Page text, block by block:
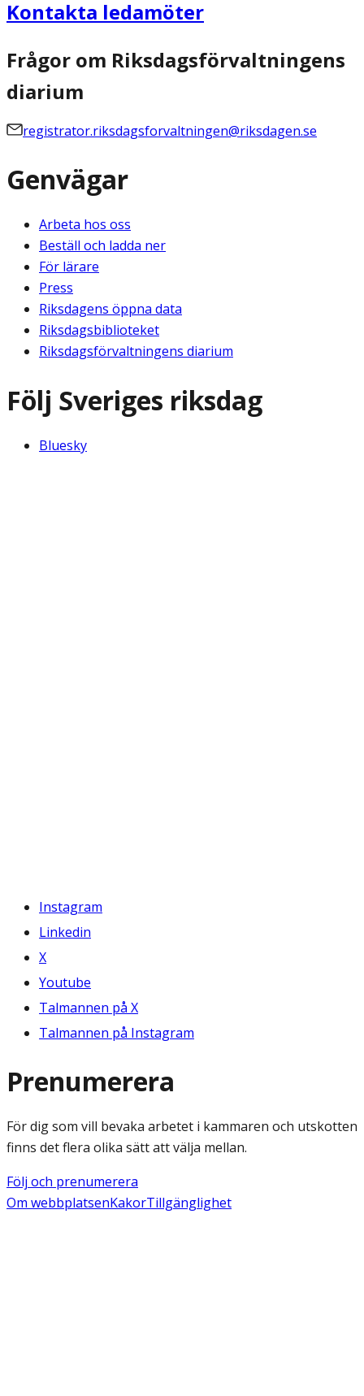
Kontakta ledamöter
Frågor om Riksdagsförvaltningens
diarium
registrator.riksdagsforvaltningen@riksdagen.se
Genvägar
Arbeta hos oss
Beställ och ladda ner
För lärare
Press
Riksdagens öppna data
Riksdagsbiblioteket
Riksdagsförvaltningens diarium
Följ Sveriges riksdag
Bluesky
Instagram
Linkedin
X
Youtube
Talmannen på X
Talmannen på Instagram
Prenumerera
För dig som vill bevaka arbetet i kammaren och utskotten
finns det flera olika sätt att välja mellan.
Följ och prenumerera
Om webbplatsenKakorTillgänglighet